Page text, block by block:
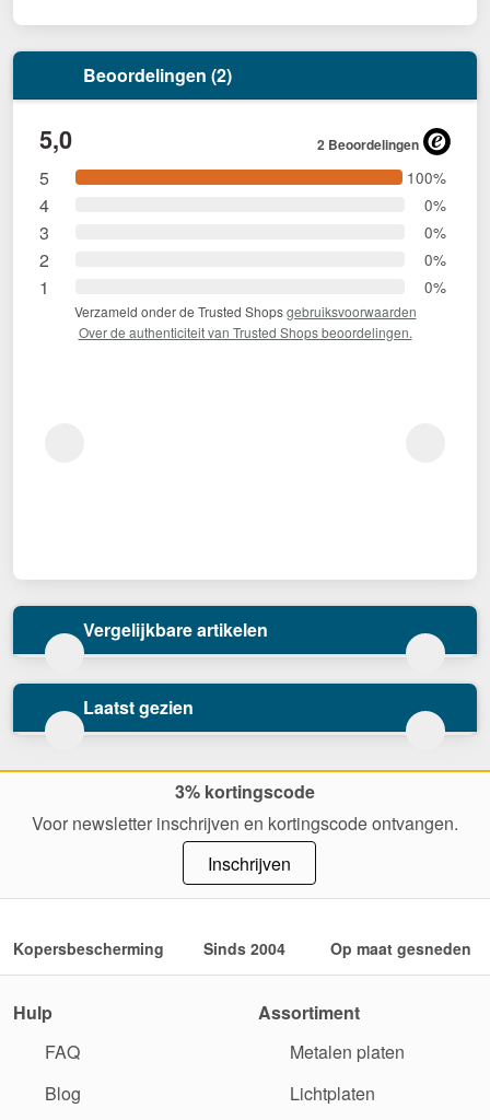
Beoordelingen (2)
5,0 2 Beoordelingen
5 100%
4 0%
3 0%
2 0%
1 0%
Verzameld onder de Trusted Shopsgebruiksvoorwaarden
Over de authenticiteit van Trusted Shops beoordelingen.
Vergelijkbare artikelen
Laatst gezien
3% kortingscode
Voor newsletter inschrijven en kortingscode ontvangen.
Inschrijven
Kopersbescherming Sinds 2004 Op maat gesneden
Hulp
FAQ
Blog
Assortiment
Metalen platen
Lichtplaten